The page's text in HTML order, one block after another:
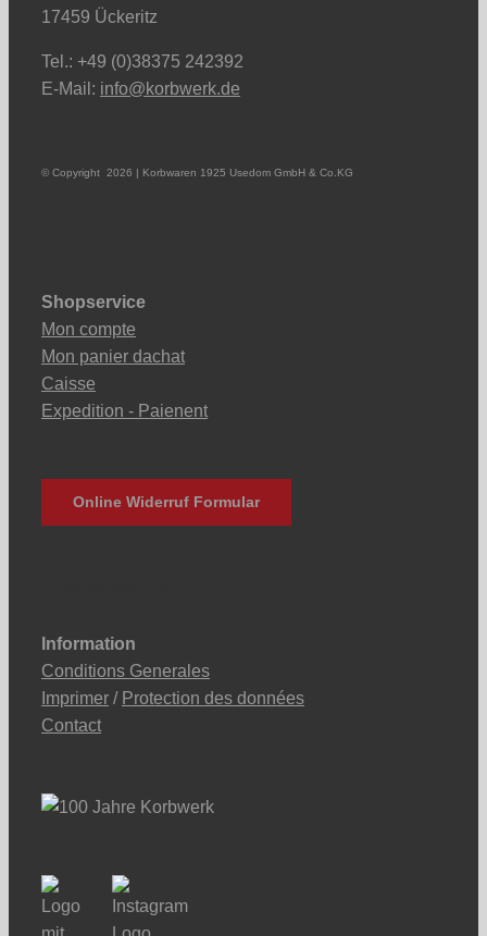
17459 Ückeritz
Tel.: +49 (0)38375 242392
E-Mail: info@korbwerk.de
© Copyright 2026 | Korbwaren 1925 Usedom GmbH & Co.KG
Shopservice
Mon compte
Mon panier dachat
Caisse
Expedition - Paienent
Online Widerruf Formular
Information
Conditions Generales
Imprimer / Protection des données
Contact